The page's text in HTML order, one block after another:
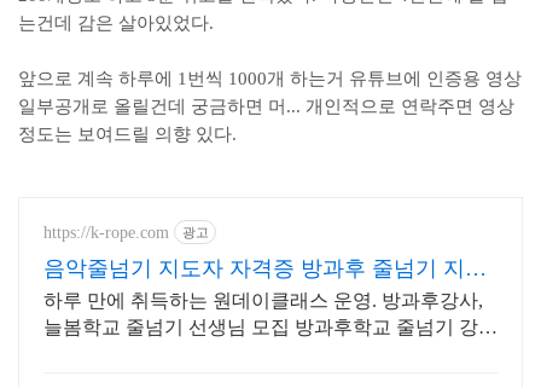
는건데 감은 살아있었다.
앞으로 계속 하루에 1번씩 1000개 하는거 유튜브에 인증용 영상
일부공개로 올릴건데 궁금하면 머... 개인적으로 연락주면 영상
정도는 보여드릴 의향 있다.
https://k-rope.com 광고
음악줄넘기 지도자 자격증 방과후 줄넘기 지도
자 양성
하루 만에 취득하는 원데이클래스 운영. 방과후강사,
늘봄학교 줄넘기 선생님 모집 방과후학교 줄넘기 강사